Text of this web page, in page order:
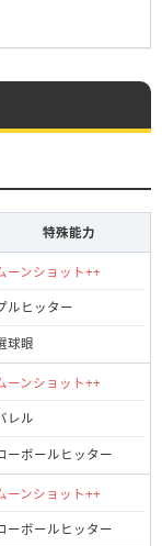
特殊能力
ーンショット++
ルヒッター
球眼
ーンショット++
レル
ーボールヒッター
ーンショット++
ーボールヒッター